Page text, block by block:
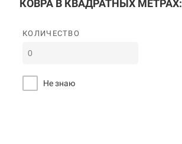
КОВРА В КВАДРАТНЫХ МЕТРАХ:
КОЛИЧЕСТВО
Не знаю